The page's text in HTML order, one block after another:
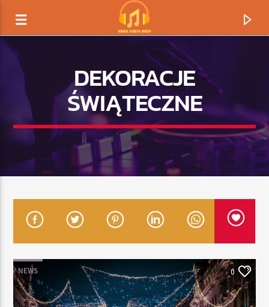
TERAZ GRAMY
TYTUŁ
ARTYSTA
DEKORACJE
ŚWIĄTECZNE
NEWS 0